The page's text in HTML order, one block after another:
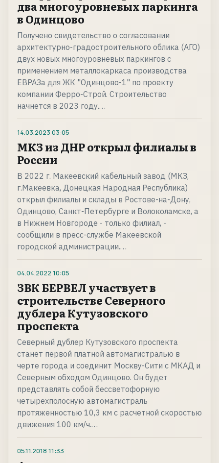
два многоуровневых паркинга
в Одинцово
Получено свидетельство о согласовании
архитектурно-градостроительного облика (АГО)
двух новых многоуровневых паркингов с
применением металлокаркаса производства
ЕВРАЗа для ЖК "Одинцово-1" по проекту
компании Ферро-Строй. Строительство
начнется в 2023 году.…
14.03.2023 03:05
МКЗ из ДНР открыл филиалы в
России
В 2022 г. Макеевский кабельный завод (МКЗ,
г.Макеевка, Донецкая Народная Республика)
открыл филиалы и склады в Ростове-на-Дону,
Одинцово, Санкт-Петербурге и Волоколамске, а
в Нижнем Новгороде - только филиал, -
сообщили в пресс-службе Макеевской
городской администрации.…
04.04.2022 10:05
ЗВК БЕРВЕЛ участвует в
строительстве Северного
дублера Кутузовского
проспекта
Северный дублер Кутузовского проспекта
станет первой платной автомагистралью в
черте города и соединит Москву-Сити с МКАД и
Северным обходом Одинцово. Он будет
представлять собой бессветофорную
четырехполосную автомагистраль
протяженностью 10,3 км с расчетной скоростью
движения 100 км/ч.…
05.11.2018 11:33